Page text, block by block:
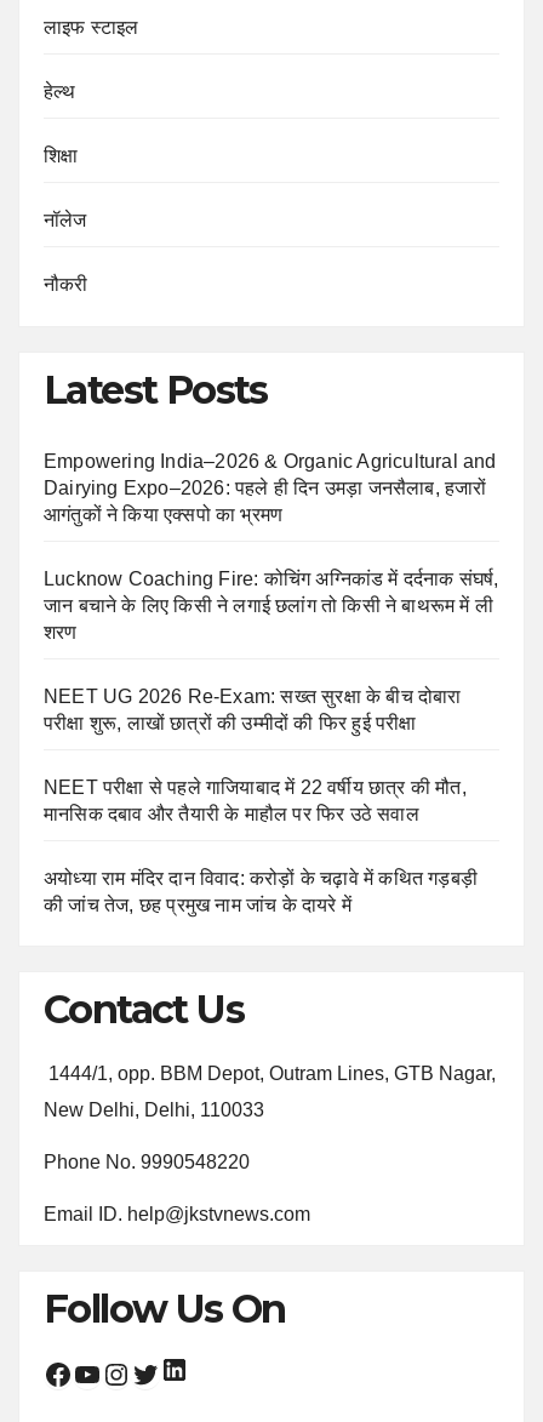
लाइफ स्टाइल
हेल्थ
शिक्षा
नॉलेज
नौकरी
Latest Posts
Empowering India–2026 & Organic Agricultural and
Dairying Expo–2026: पहले ही दिन उमड़ा जनसैलाब, हजारों
आगंतुकों ने किया एक्सपो का भ्रमण
Lucknow Coaching Fire: कोचिंग अग्निकांड में दर्दनाक संघर्ष,
जान बचाने के लिए किसी ने लगाई छलांग तो किसी ने बाथरूम में ली
शरण
NEET UG 2026 Re-Exam: सख्त सुरक्षा के बीच दोबारा
परीक्षा शुरू, लाखों छात्रों की उम्मीदों की फिर हुई परीक्षा
NEET परीक्षा से पहले गाजियाबाद में 22 वर्षीय छात्र की मौत,
मानसिक दबाव और तैयारी के माहौल पर फिर उठे सवाल
अयोध्या राम मंदिर दान विवाद: करोड़ों के चढ़ावे में कथित गड़बड़ी
की जांच तेज, छह प्रमुख नाम जांच के दायरे में
Contact Us
1444/1, opp. BBM Depot, Outram Lines, GTB Nagar,
New Delhi, Delhi, 110033
Phone No. 9990548220
Email ID. help@jkstvnews.com
Follow Us On
Facebook YouTube Instagram Twitter LinkedIn